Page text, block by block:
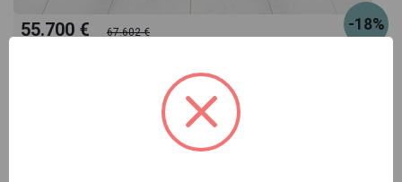
-18%
55.700 € 67.602 €
200 d amg line advanced plus 4matic auto 7p.ti